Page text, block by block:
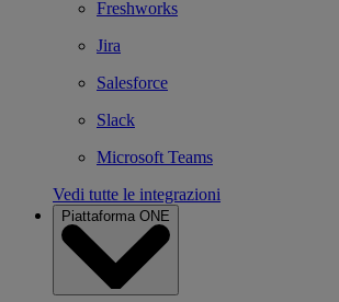
Freshworks
Jira
Salesforce
Slack
Microsoft Teams
Vedi tutte le integrazioni
Piattaforma ONE